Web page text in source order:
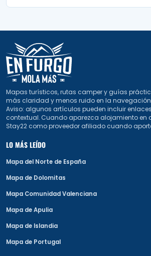
Mapas turísticos, rutas camper y guías
más claridad y menos ruido en la
Aviso: algunos artículos pueden incluir
contextual. Cuando aparezca alojamiento en
Stay22 como proveedor afiliado cuando
LO MÁS LEÍDO
Mapa del Norte de España
Mapa de Dolomitas
Mapa Comunidad Valenciana
Mapa de Apulia
Mapa de Islandia
Mapa de Portugal